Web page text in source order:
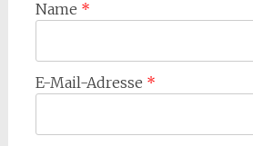
Name *
E-Mail-Adresse *